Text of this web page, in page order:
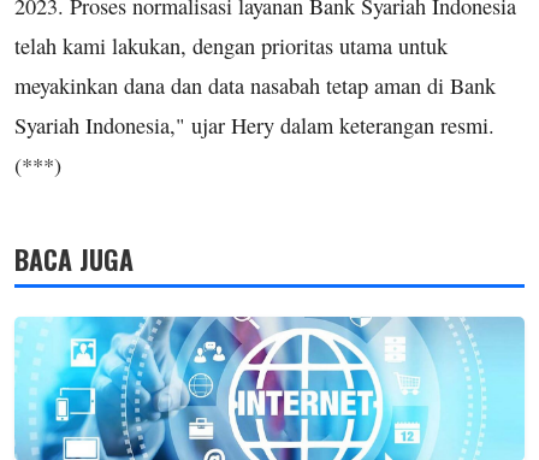
2023. Proses normalisasi layanan Bank Syariah Indonesia
telah kami lakukan, dengan prioritas utama untuk
meyakinkan dana dan data nasabah tetap aman di Bank
Syariah Indonesia," ujar Hery dalam keterangan resmi.
(***)
BACA JUGA